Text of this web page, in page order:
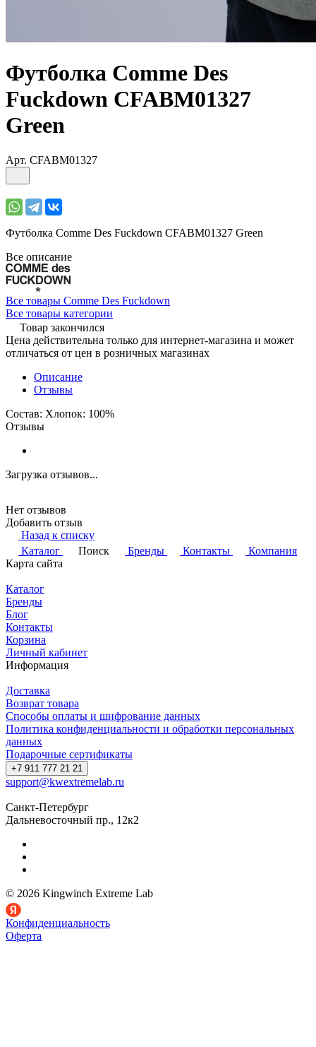
Футболка Comme Des
Fuckdown CFABM01327
Green
Арт. CFABM01327
Футболка Comme Des Fuckdown CFABM01327 Green
Все описание
Все товары Comme Des Fuckdown
Все товары категории
Товар закончился
Цена действительна только для интернет-магазина и может
отличаться от цен в розничных магазинах
Описание
Отзывы
Состав: Хлопок: 100%
Отзывы
Загрузка отзывов...
Нет отзывов
Добавить отзыв
Назад к списку
Каталог
Поиск Бренды Контакты
Компания
Карта сайта
Каталог
Бренды
Блог
Контакты
Корзина
Личный кабинет
Информация
Доставка
Возврат товара
Способы оплаты и шифрование данных
Политика конфиденциальности и обработки персональных
данных
Подарочные сертификаты
+7 911 777 21 21
support@kwextremelab.ru
Санкт-Петербург
Дальневосточный пр., 12к2
© 2026 Kingwinch Extreme Lab
Конфиденциальность
Оферта